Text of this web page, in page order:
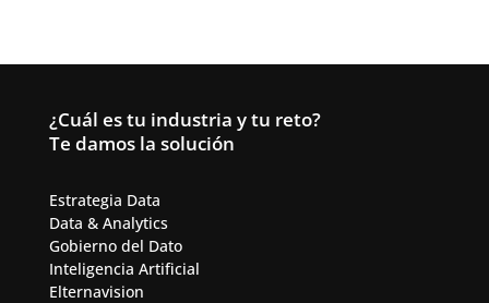
¿Cuál es tu industria y tu reto?
Te damos la solución
Estrategia Data
Data & Analytics​
Gobierno del Dato
Inteligencia Artificial​
Elternavision